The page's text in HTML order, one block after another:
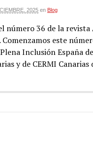
2025 en Blog
número 36 de la
Comenzamos este
Inclusión España
y de CERMI